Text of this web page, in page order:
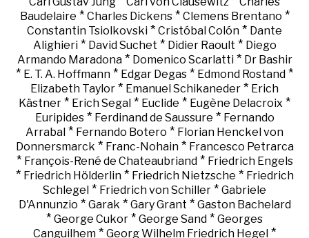
Baudelaire * Charles Dickens* Clemens Brentano *
Constantin Tsiolkovski * Cristóbal Colón * Dante
Alighieri* David Suchet * Didier Raoult * Diego
Armando Maradona* Domenico Scarlatti* Dr Bashir
* E. T. A. Hoffmann * Edgar Degas * Edmond Rostand *
Elizabeth Taylor * Emanuel Schikaneder * Erich
Kästner * Erich Segal * Euclide * Eugène Delacroix *
Euripides* Ferdinand de Saussure * Fernando
Arrabal * Fernando Botero * Florian Henckel von
Donnersmarck * Franc-Nohain* Francesco Petrarca
* François-René de Chateaubriand* Friedrich Engels
* Friedrich Hölderlin* Friedrich Nietzsche * Friedrich
Schlegel * Friedrich von Schiller * Gabriele
D'Annunzio * Garak * Gary Grant * Gaston Bachelard
* George Cukor * George Sand * Georges
Canguilhem * Georg Wilhelm Friedrich Hegel *